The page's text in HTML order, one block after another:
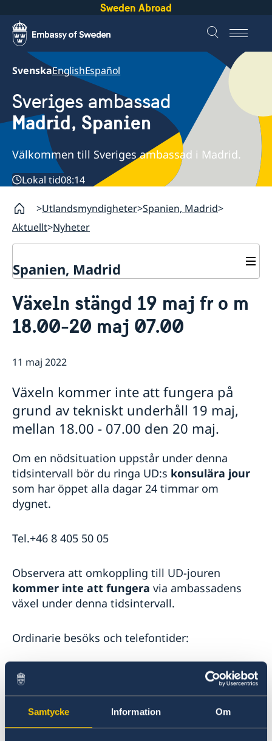
Samtycke Information Om
Sweden Abroad
SvenskaEnglishEspañol
Sveriges ambassad
Madrid, Spanien
Välkommen till Sveriges ambassad i Madrid.
Lokal tid08:14
Utlandsmyndigheter Spanien, Madrid
Aktuellt Nyheter
Spanien, Madrid
Om oss
Ambassadens personal
Dataskyddspolicy (GDPR)
Lediga tjänster
Så stöttar vi svenska företag
Team Sweden
Så kan du få stöd
Svenska företag i Spanien
Anmäl handelshinder
Nyheter
evenemang
Svenskrelaterade kontakter i Spanien
Växeln stängd 19 maj fr o m
18.00-20 maj 07.00
11 maj 2022
Växeln kommer inte att fungera på
grund av tekniskt underhåll 19 maj,
mellan 18.00 - 07.00 den 20 maj.
Om en nödsituation uppstår under denna
tidsintervall bör du ringa UD:s konsulära jour
som har öppet alla dagar 24 timmar om
dygnet.
Tel.+46 8 405 50 05
Observera att omkoppling till UD-jouren
kommer inte att fungera via ambassadens
växel under denna tidsintervall.
Ordinarie besöks och telefontider:
- Receptionen: Öppet vardagar 10.00-12.30.
- Telefontid: mån-tors: kl.09.00-13.30. / 14.30-